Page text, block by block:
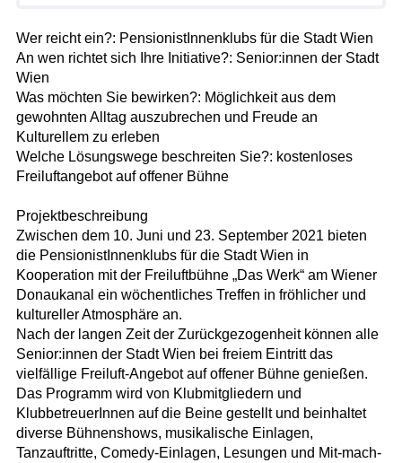
Wer reicht ein?: PensionistInnenklubs für die Stadt Wien
An wen richtet sich Ihre Initiative?: Senior:innen der Stadt
Wien
Was möchten Sie bewirken?: Möglichkeit aus dem
gewohnten Alltag auszubrechen und Freude an
Kulturellem zu erleben
Welche Lösungswege beschreiten Sie?: kostenloses
Freiluftangebot auf offener Bühne
Projektbeschreibung
Zwischen dem 10. Juni und 23. September 2021 bieten
die PensionistInnenklubs für die Stadt Wien in
Kooperation mit der Freiluftbühne „Das Werk“ am Wiener
Donaukanal ein wöchentliches Treffen in fröhlicher und
kultureller Atmosphäre an.
Nach der langen Zeit der Zurückgezogenheit können alle
Senior:innen der Stadt Wien bei freiem Eintritt das
vielfällige Freiluft-Angebot auf offener Bühne genießen.
Das Programm wird von Klubmitgliedern und
KlubbetreuerInnen auf die Beine gestellt und beinhaltet
diverse Bühnenshows, musikalische Einlagen,
Tanzauftritte, Comedy-Einlagen, Lesungen und Mit-mach-